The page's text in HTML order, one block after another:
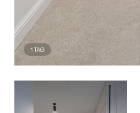
1 TAG